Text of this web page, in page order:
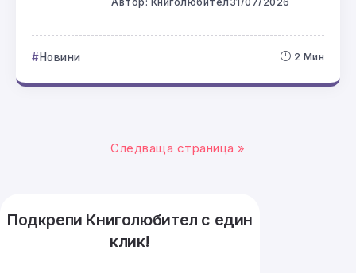
Новини 2 Мин
Следваща страница »
Подкрепи Книголюбител с един
клик!